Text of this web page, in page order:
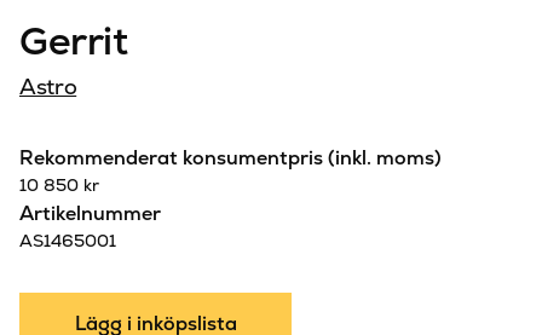
Gerrit
Astro
Rekommenderat konsumentpris (inkl. moms)
10 850 kr
Artikelnummer
AS1465001
Lägg i inköpslista